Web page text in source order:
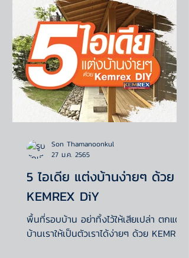
5 ไอเดีย แต่งบ้านง่ายๆ ด้วย
KEMREX DiY
พื้นที่รอบบ้าน อย่าทิ้งไว้ให้เสียเปล่า ตกแต่ง
บ้านเราให้เป็นตัวเราได้ง่ายๆ ด้วย KEMREX
Son Thamanoonkul
27 ม.ค. 2565